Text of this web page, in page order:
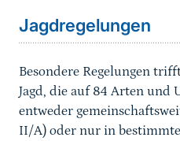
Jagdregelungen
Besondere Regelungen
Jagd, die auf 84 Arten und
entweder
II/A) oder nur in